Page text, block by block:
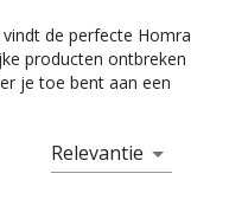
de perfecte Homra
producten ontbreken
je toe bent aan een
broodtrommel of
tot aan
hebt bij Chef99. Voor
Relevantie